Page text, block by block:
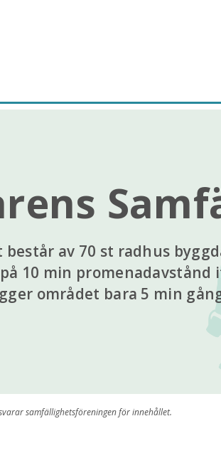
av 70 st radhus
10 min
området bara 5 min
samfällighetsföreningen för innehållet.